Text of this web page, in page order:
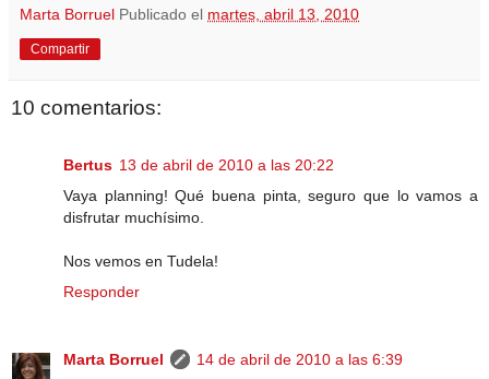
Marta Borruel Publicado el martes, abril 13, 2010
Compartir
10 comentarios:
Bertus 13 de abril de 2010 a las 20:22
Vaya planning! Qué buena pinta, seguro que lo vamos a
disfrutar muchísimo.
Nos vemos en Tudela!
Responder
Marta Borruel
14 de abril de 2010 a las 6:39